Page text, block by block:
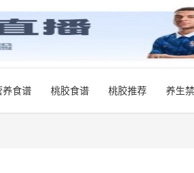
养食谱 桃胶食谱 桃胶推荐 养生